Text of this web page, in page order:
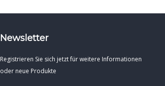
Newsletter
Registrieren Sie sich jetzt für weitere Informationen
oder neue Produkte